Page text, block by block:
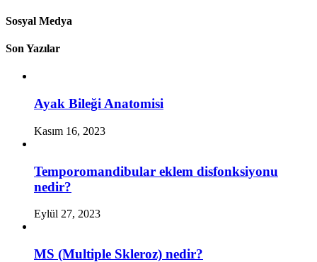
Sosyal Medya
Son Yazılar
Ayak Bileği Anatomisi
Kasım 16, 2023
Temporomandibular eklem disfonksiyonu
nedir?
Eylül 27, 2023
MS (Multiple Skleroz) nedir?